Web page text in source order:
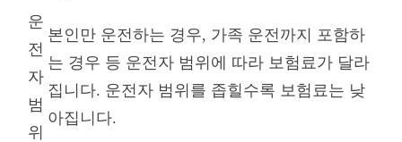
운
전
자
범
위
본인만 운전하는 경우, 가족 운전까지 포함하
는 경우 등 운전자 범위에 따라 보험료가 달라
집니다. 운전자 범위를 좁힐수록 보험료는 낮
아집니다.